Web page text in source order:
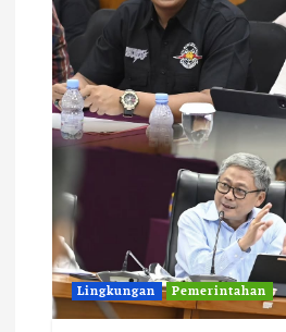
Lingkungan Pemerintahan